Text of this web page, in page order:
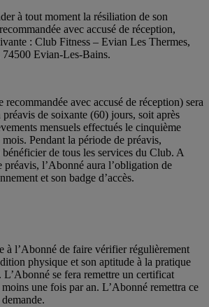
à tout moment la résiliation de son
avec accusé de réception,
: Club Fitness – Evian Les Thermes,
Evian-Les-Bains.
avec accusé de réception) sera
préavis de soixante (60) jours, soit après
mensuels effectués le cinquième
Pendant la période de préavis,
de tous les services du Club. A
préavis, l’Abonné aura l’obligation de
et son badge d’accès.
à l’Abonné de faire vérifier régulièrement
physique et son aptitude à la pratique
L’Abonné se fera remettre un certificat
une fois par an. L’Abonné remettra ce